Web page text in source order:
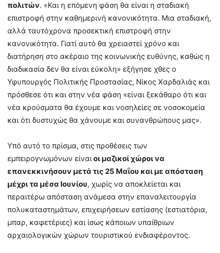
πολιτών. «Και η επόμενη φάση θα είναι η σταδιακή
επιστροφή στην καθημερινή κανονικότητα. Μια σταδιακή,
αλλά ταυτόχρονα προσεκτική επιστροφή στην
κανονικότητα. Γιατί αυτό θα χρειαστεί χρόνο και
διατήρηση στο ακέραιο της κοινωνικής ευθύνης, καθώς η
διαδικασία δεν θα είναι εύκολη» εξήγησε χθες ο
Υφυπουργός Πολιτικής Προστασίας, Νίκος Χαρδαλιάς και
πρόσθεσε ότι και στην νέα φάση «είναι ξεκάθαρο ότι και
νέα κρούσματα θα έχουμε και νοσηλείες σε νοσοκομεία
και ότι δυστυχώς θα χάνουμε και συνανθρώπους μας».
Υπό αυτό το πρίσμα, στις προθέσεις των
εμπειρογνωμόνων είναιοι μαζικοί χώροι να
επανεκκινήσουν μετά τις 25 Μαΐου και με απόσταση
μέχρι τα μέσα Ιουνίου, χωρίς να αποκλείεται και
περαιτέρω απόσταση ανάμεσα στην επαναλειτουργία
πολυκαταστημάτων, επιχειρήσεων εστίασης (εστιατόρια,
μπαρ, καφετέριες) και ίσως κάποιων υπαίθριων
αρχαιολογικών χώρων τουριστικού ενδιαφέροντος.